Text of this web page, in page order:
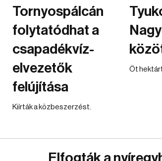
Tornyospálcán
folytatódhat a
csapadékvíz-
elvezetők
felújítása
Kiírták a közbeszerzést.
Öt
Elfogták a